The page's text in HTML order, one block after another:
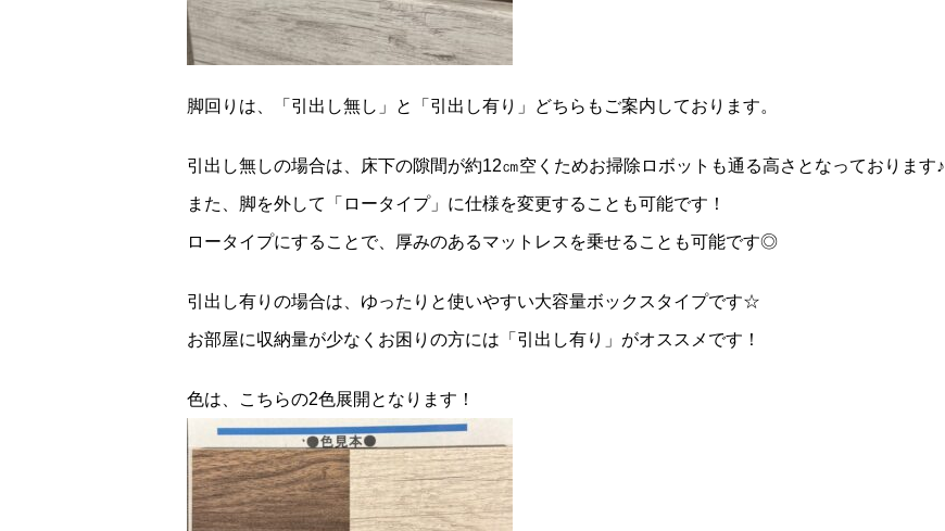
脚回りは、「引出し無し」と「引出し有り」どちらもご案内しております。
引出し無しの場合は、床下の隙間が約12㎝空くためお掃除ロボットも通る高さとなっております♪
また、脚を外して「ロータイプ」に仕様を変更することも可能です！
ロータイプにすることで、厚みのあるマットレスを乗せることも可能です◎
引出し有りの場合は、ゆったりと使いやすい大容量ボックスタイプです☆
お部屋に収納量が少なくお困りの方には「引出し有り」がオススメです！
色は、こちらの2色展開となります！